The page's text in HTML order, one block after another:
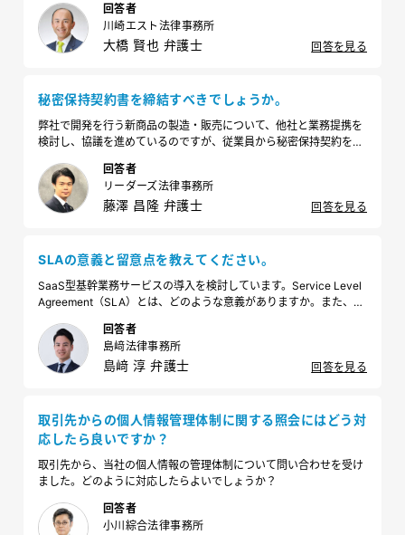
か思い、打診を迷っています。長年取引している企業と改めて契約
書を作成することは、どのようなメリットがあるのでしょうか。
回答者
川崎エスト法律事務所
大橋 賢也 弁護士 回答を見る
秘密保持契約書を締結すべきでしょうか。
弊社で開発を行う新商品の製造・販売について、他社と業務提携を
検討し、協議を進めているのですが、従業員から秘密保持契約を締
報の開示はしているのですが、今からでも秘密保持契約書の締結を
検討すべきでしょうか。
回答者
リーダーズ法律事務所
藤澤 昌隆 弁護士 回答を見る
SLAの意義と留意点を教えてください。
SaaS型基幹業務サービスの導入を検討しています。Service Level
Agreement（SLA）とは、どのような意義がありますか。また、ど
回答者
島﨑法律事務所
島﨑 淳 弁護士 回答を見る
取引先からの個人情報管理体制に関する照会にはどう対
応したら良いですか？
取引先から、当社の個人情報の管理体制について問い合わせを受け
ました。どのように対応したらよいでしょうか？
回答者
小川綜合法律事務所